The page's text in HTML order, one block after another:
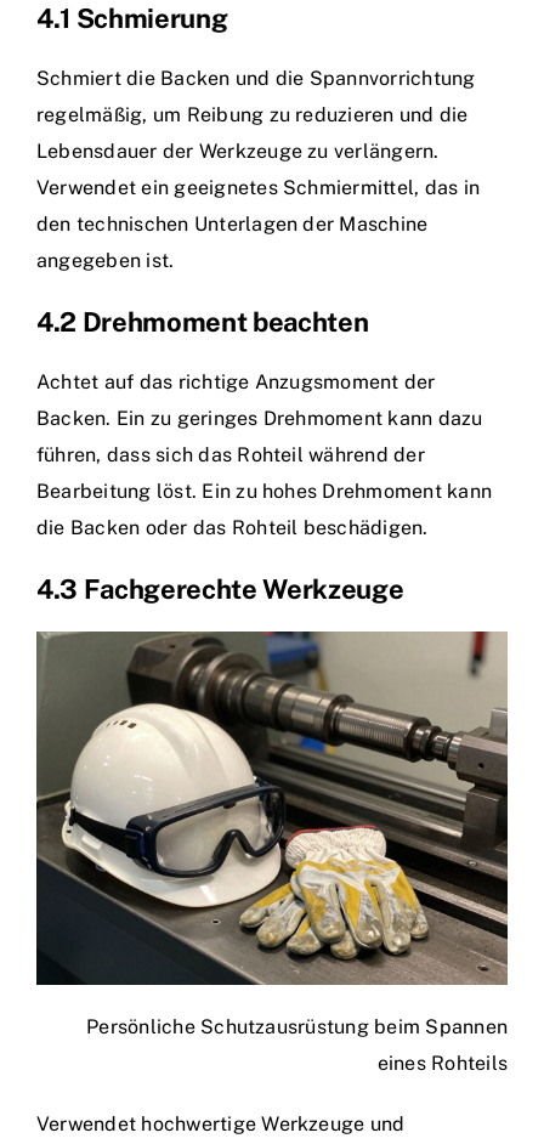
4.1 Schmierung
Schmiert die Backen und die Spannvorrichtung
regelmäßig, um Reibung zu reduzieren und die
Lebensdauer der Werkzeuge zu verlängern.
Verwendet ein geeignetes Schmiermittel, das in
den technischen Unterlagen der Maschine
angegeben ist.
4.2 Drehmoment beachten
Achtet auf das richtige Anzugsmoment der
Backen. Ein zu geringes Drehmoment kann dazu
führen, dass sich das Rohteil während der
Bearbeitung löst. Ein zu hohes Drehmoment kann
die Backen oder das Rohteil beschädigen.
4.3 Fachgerechte Werkzeuge
Persönliche Schutzausrüstung beim Spannen
eines Rohteils
Verwendet hochwertige Werkzeuge und